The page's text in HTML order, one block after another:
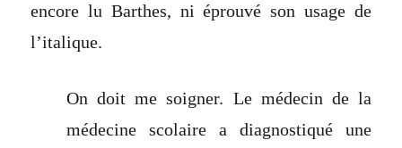
encore lu Barthes, ni éprouvé son usage de
l’italique.
On doit me soigner. Le médecin de la
médecine scolaire a diagnostiqué une